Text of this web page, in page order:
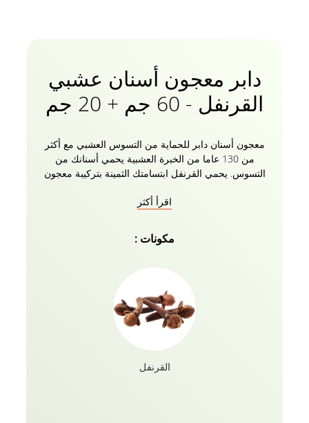
دابر معجون أسنان عشبي
القرنفل - 60 جم + 20 جم
معجون أسنان دابر للحماية من التسوس العشبي مع أكثر
من 130 عاما من الخبرة العشبية يحمي أسنانك من
التسوس. يحمي القرنفل ابتسامتك الثمينة بتركيبة معجون
ضارة. ابتسم بثقة مع معجون أسنان دابر هيربال كلفل
الوقت لتوديع التجاويف.
اقرأ أكثر
مكونات :
القرنفل